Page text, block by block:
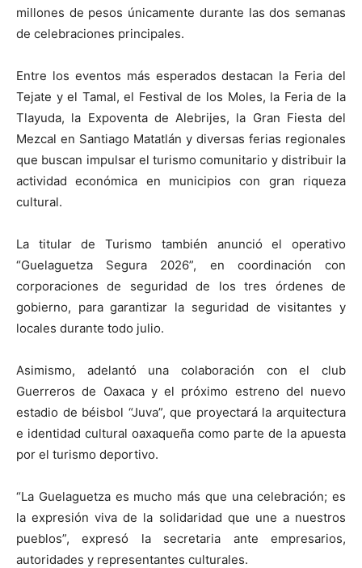
millones de pesos únicamente durante las dos semanas
de celebraciones principales.
Entre los eventos más esperados destacan la Feria del
Tejate y el Tamal, el Festival de los Moles, la Feria de la
Tlayuda, la Expoventa de Alebrijes, la Gran Fiesta del
Mezcal en Santiago Matatlán y diversas ferias regionales
que buscan impulsar el turismo comunitario y distribuir la
actividad económica en municipios con gran riqueza
cultural.
La titular de Turismo también anunció el operativo
“Guelaguetza Segura 2026”, en coordinación con
corporaciones de seguridad de los tres órdenes de
gobierno, para garantizar la seguridad de visitantes y
locales durante todo julio.
Asimismo, adelantó una colaboración con el club
Guerreros de Oaxaca y el próximo estreno del nuevo
estadio de béisbol “Juva”, que proyectará la arquitectura
e identidad cultural oaxaqueña como parte de la apuesta
por el turismo deportivo.
“La Guelaguetza es mucho más que una celebración; es
la expresión viva de la solidaridad que une a nuestros
pueblos”, expresó la secretaria ante empresarios,
autoridades y representantes culturales.